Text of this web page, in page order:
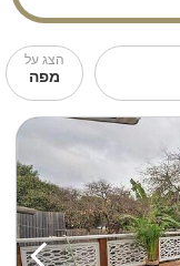
הצג על
מפה